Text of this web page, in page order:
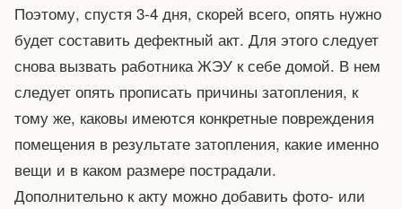
Поэтому, спустя 3-4 дня, скорей всего, опять нужно
будет составить дефектный акт. Для этого следует
снова вызвать работника ЖЭУ к себе домой. В нем
следует опять прописать причины затопления, к
тому же, каковы имеются конкретные повреждения
помещения в результате затопления, какие именно
вещи и в каком размере пострадали.
Дополнительно к акту можно добавить фото- или